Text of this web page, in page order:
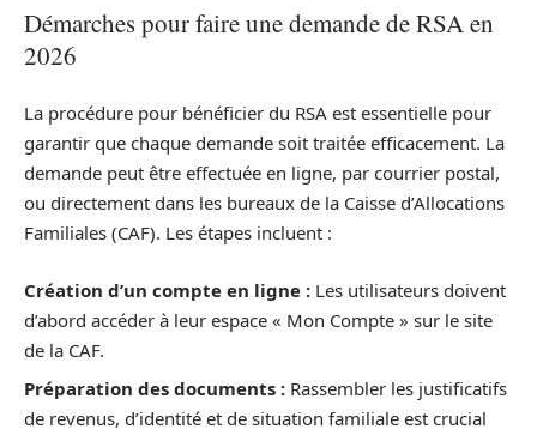
Démarches pour faire une demande de RSA en
2026
La procédure pour bénéficier du RSA est essentielle pour
garantir que chaque demande soit traitée efficacement. La
demande peut être effectuée en ligne, par courrier postal,
ou directement dans les bureaux de la Caisse d’Allocations
Familiales (CAF). Les étapes incluent :
Création d’un compte en ligne : Les utilisateurs doivent
d’abord accéder à leur espace « Mon Compte » sur le site
de la CAF.
Préparation des documents : Rassembler les justificatifs
de revenus, d’identité et de situation familiale est crucial